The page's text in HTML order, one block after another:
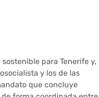
para Tenerife y,
y los de las
que concluye